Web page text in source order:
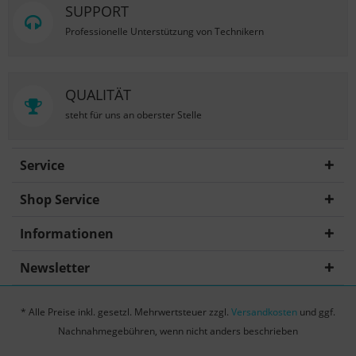
SUPPORT
Professionelle Unterstützung von Technikern
QUALITÄT
steht für uns an oberster Stelle
Service
Shop Service
Informationen
Newsletter
* Alle Preise inkl. gesetzl. Mehrwertsteuer zzgl. Versandkosten und ggf.
Nachnahmegebühren, wenn nicht anders beschrieben